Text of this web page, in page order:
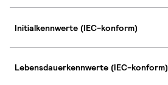
Initialkennwerte (IEC-konform)
Lebensdauerkennwerte (IEC-konform)